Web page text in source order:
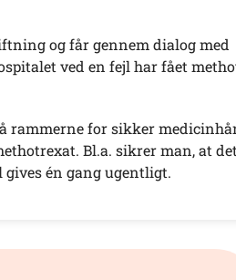
og får gennem dialog med
ved en fejl har fået
rammerne for sikker
Bl.a. sikrer man, at
én gang ugentligt.